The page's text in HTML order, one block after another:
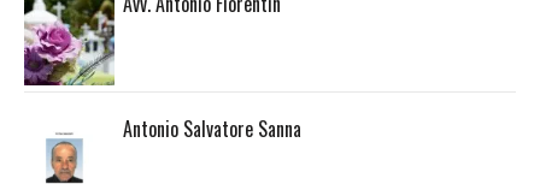
Antonio Salvatore Sanna